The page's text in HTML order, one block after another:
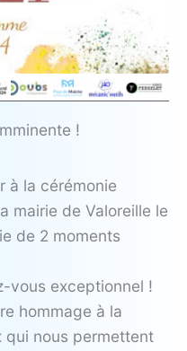
!
à la cérémonie
mairie de Valoreille le
de 2 moments
vous exceptionnel !
hommage à la
qui nous permettent